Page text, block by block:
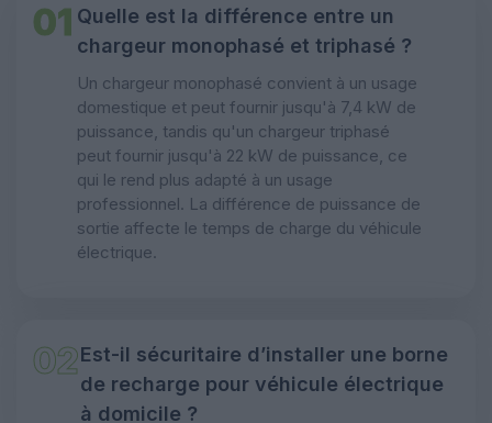
01 Quelle est la différence entre un
chargeur monophasé et triphasé ?
Un chargeur monophasé convient à un usage
domestique et peut fournir jusqu'à 7,4 kW de
puissance, tandis qu'un chargeur triphasé
peut fournir jusqu'à 22 kW de puissance, ce
qui le rend plus adapté à un usage
professionnel. La différence de puissance de
sortie affecte le temps de charge du véhicule
électrique.
02Est-il sécuritaire d’installer une borne
de recharge pour véhicule électrique
à domicile ?